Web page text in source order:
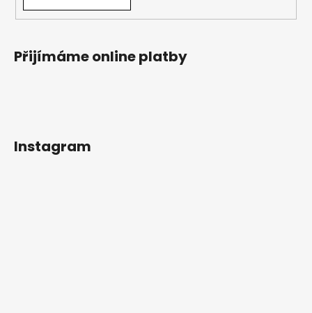
Přijímáme online platby
Instagram